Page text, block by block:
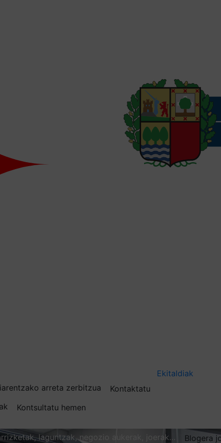
arreta zerbitzua
Kontaktatu
Kontsultatu hemen
Ekitaldiak
laguntzak, negozio aukerak, joerak… Blogera